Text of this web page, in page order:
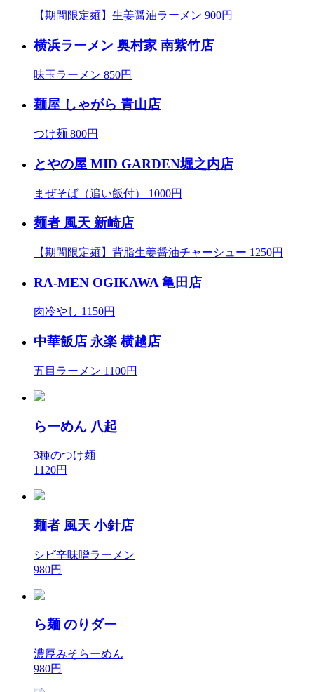
【期間限定麺】生姜醤油ラーメン 900円
横浜ラーメン 奥村家 南紫竹店
味玉ラーメン 850円
麺屋 しゃがら 青山店
つけ麺 800円
とやの屋 MID GARDEN堀之内店
まぜそば（追い飯付） 1000円
麺者 風天 新崎店
【期間限定麺】背脂生姜醤油チャーシュー 1250円
RA-MEN OGIKAWA 亀田店
肉冷やし 1150円
中華飯店 永楽 横越店
五目ラーメン 1100円
らーめん 八起
3種のつけ麺
1120円
麺者 風天 小針店
シビ辛味噌ラーメン
980円
ら麺 のりダー
濃厚みそらーめん
980円